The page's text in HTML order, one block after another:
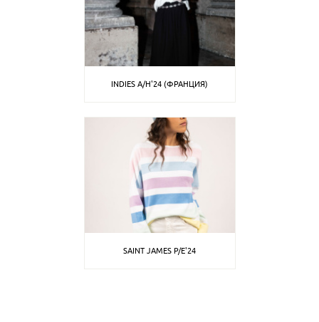
INDIES A/H'24 (ФРАНЦИЯ)
SAINT JAMES P/E'24